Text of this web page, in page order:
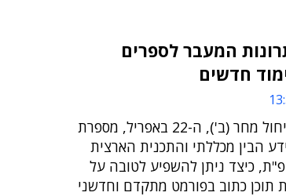
המעבר לספרים
חדשים
לקראת יום כדור הארץ, שיחול מחר (ב'), ה-22 באפריל, מספרת
הבין מכללתי והתכנית הארצית
כיצד ניתן להשפיע לטובה על
תוכן כתוב בפורמט מתקדם וחדשני